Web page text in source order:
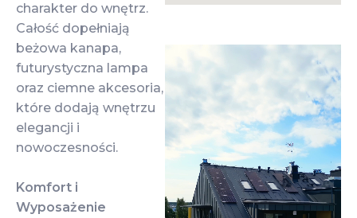
charakter do wnętrz.
Całość dopełniają
beżowa kanapa,
futurystyczna lampa
oraz ciemne akcesoria,
które dodają wnętrzu
elegancji i
nowoczesności.
Komfort i
Wyposażenie